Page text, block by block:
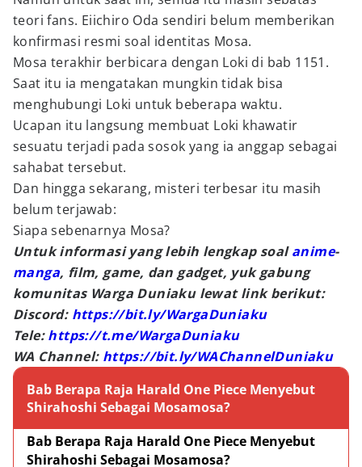
teori fans. Eiichiro Oda sendiri belum memberikan
konfirmasi resmi soal identitas Mosa.
Mosa terakhir berbicara dengan Loki di bab 1151.
Saat itu ia mengatakan mungkin tidak bisa
menghubungi Loki untuk beberapa waktu.
Ucapan itu langsung membuat Loki khawatir
sesuatu terjadi pada sosok yang ia anggap sebagai
sahabat tersebut.
Dan hingga sekarang, misteri terbesar itu masih
belum terjawab:
Siapa sebenarnya Mosa?
Untuk informasi yang lebih lengkap soalanime-
manga, film, game, dan gadget, yuk gabung
komunitas Warga Duniaku lewat link berikut:
Discord: https://bit.ly/WargaDuniaku
Tele:https://t.me/WargaDuniaku
WA Channel: https://bit.ly/WAChannelDuniaku
Bab Berapa Raja Harald One Piece Menyebut
Shirahoshi Sebagai Mosamosa?
Bab Berapa Raja Harald One Piece Menyebut
Shirahoshi Sebagai Mosamosa?